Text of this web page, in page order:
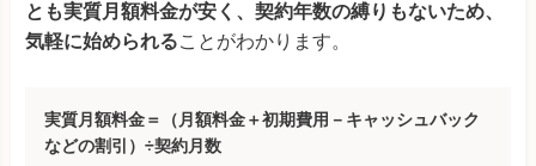
とも実質月額料金が安く、契約年数の縛りもないため、
気軽に始められることがわかります。
実質月額料金＝（月額料金＋初期費用－キャッシュバック
などの割引）÷契約月数